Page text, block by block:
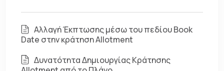
Αλλαγή Έκπτωσης μέσω του πεδίου Book
Date στην κράτηση Allotment
Δυνατότητα Δημιουργίας Κράτησης